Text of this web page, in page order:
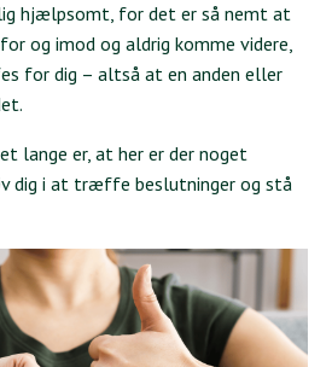
hjælpsomt, for det er så nemt at
og imod og aldrig komme videre,
for dig – altså at en anden eller
lange er, at her er der noget
dig i at træffe beslutninger og stå